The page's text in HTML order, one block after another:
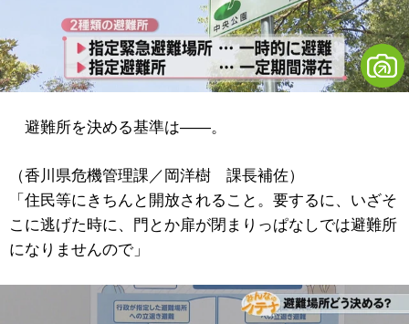
避難所を決める基準は――。
（香川県危機管理課／岡洋樹 課長補佐）
「住民等にきちんと開放されること。要するに、いざそ
こに逃げた時に、門とか扉が閉まりっぱなしでは避難所
になりませんので」